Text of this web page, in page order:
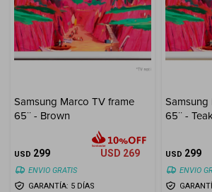
Samsung Marco TV frame
65¨ - Brown
USD 299 USD 269
ENVIO GRATIS
GARANTÍA: 5 DÍAS
65¨ -
USD 299
ENVIO
TV y Audio
Accesorios
Monitores